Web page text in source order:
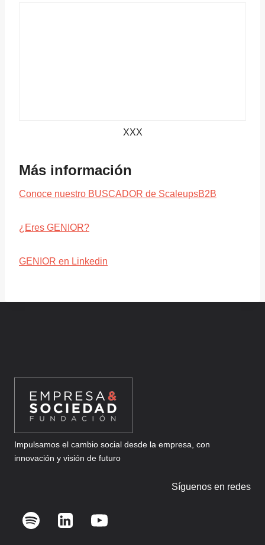
XXX
Más información
Conoce nuestro BUSCADOR de ScaleupsB2B
¿Eres GENIOR?
GENIOR en Linkedin
Impulsamos el cambio social desde la empresa, con
innovación y visión de futuro
Síguenos en redes